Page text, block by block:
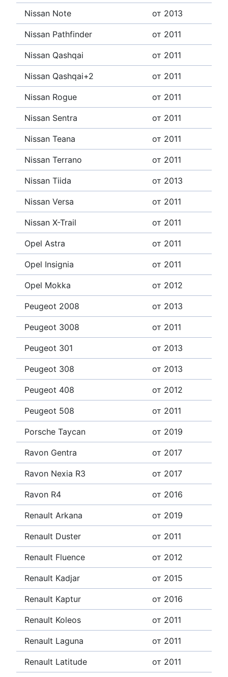
Nissan Note от 2013
Nissan Pathfinder от 2011
Nissan Qashqai от 2011
Nissan Qashqai+2 от 2011
Nissan Rogue от 2011
Nissan Sentra от 2011
Nissan Teana от 2011
Nissan Terrano от 2011
Nissan Tiida от 2013
Nissan Versa от 2011
Nissan X-Trail от 2011
Opel Astra от 2011
Opel Insignia от 2011
Opel Mokka от 2012
Peugeot 2008 от 2013
Peugeot 3008 от 2011
Peugeot 301 от 2013
Peugeot 308 от 2013
Peugeot 408 от 2012
Peugeot 508 от 2011
Porsche Taycan от 2019
Ravon Gentra от 2017
Ravon Nexia R3 от 2017
Ravon R4 от 2016
Renault Arkana от 2019
Renault Duster от 2011
Renault Fluence от 2012
Renault Kadjar от 2015
Renault Kaptur от 2016
Renault Koleos от 2011
Renault Laguna от 2011
Renault Latitude от 2011